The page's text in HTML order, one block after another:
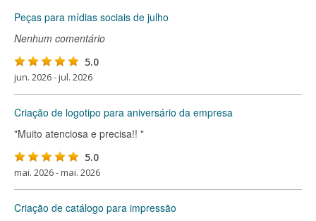
Peças para mídias sociais de julho
Nenhum comentário
5.0
jun. 2026 - jul. 2026
Criação de logotipo para aniversário da empresa
"Muito atenciosa e precisa!! "
5.0
mai. 2026 - mai. 2026
Criação de catálogo para impressão